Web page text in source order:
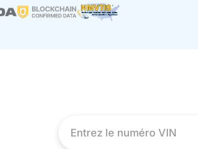
Entrez le numéro VIN